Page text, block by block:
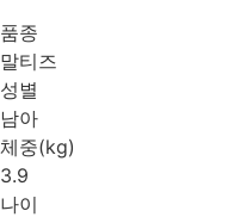
품종
말티즈
성별
남아
체중(kg)
3.9
나이